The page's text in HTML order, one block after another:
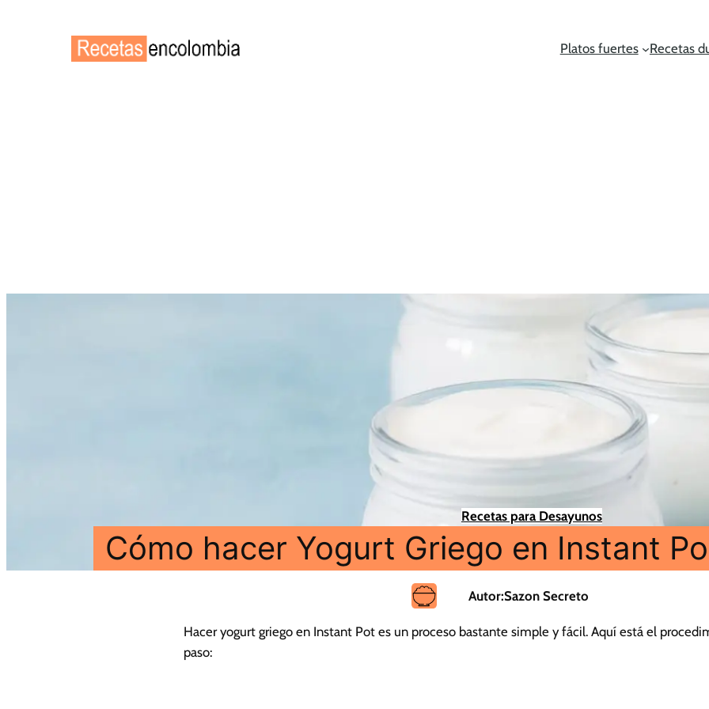
Platos fuertes Recetas
Recetas para Desayunos
Cómo hacer Yogurt Griego en Instant
Autor:Sazon Secreto
Hacer yogurt griego en Instant Pot es un proceso bastante simple y fácil. Aquí está el
paso: